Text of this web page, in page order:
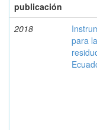
publicación
2018
para